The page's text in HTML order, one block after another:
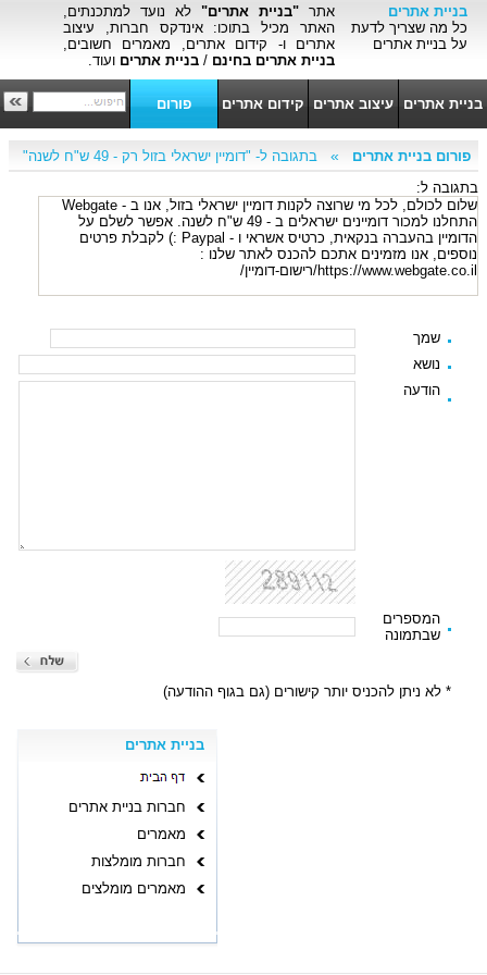
בניית אתרים
כל מה שצריך לדעת
על בניית אתרים
אתר "בניית אתרים" לא נועד למתכנתים,
האתר מכיל בתוכו: אינדקס חברות, עיצוב
אתרים ו- קידום אתרים, מאמרים חשובים,
בניית אתרים בחינם / בניית אתרים ועוד.
בניית אתרים עיצוב אתרים קידום אתרים פורום
פורום בניית אתרים »
בתגובה ל- "דומיין ישראלי בזול רק - 49 ש"ח לשנה"
בתגובה ל:
שלום לכולם, לכל מי שרוצה לקנות דומיין ישראלי בזול, אנו ב - Webgate
התחלנו למכור דומיינים ישראלים ב - 49 ש"ח לשנה. אפשר לשלם על
הדומיין בהעברה בנקאית, כרטיס אשראי ו - Paypal :) לקבלת פרטים
נוספים, אנו מזמינים אתכם להכנס לאתר שלנו :
https://www.webgate.co.il/רישום-דומיין/
שמך
נושא
הודעה
המספרים
שבתמונה
* לא ניתן להכניס יותר קישורים (גם בגוף ההודעה)
בניית אתרים
חברות בניית אתרים
מאמרים
חברות מומלצות
מאמרים מומלצים